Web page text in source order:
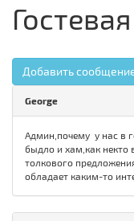
Добавить
George
Админ,почему у нас в
быдло и хам,как некто
толкового
обладает каким-то